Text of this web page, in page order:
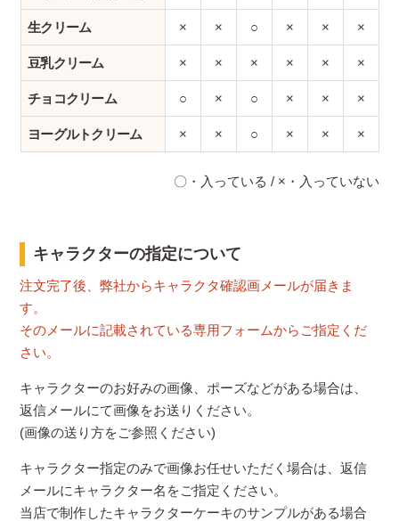
生クリーム × × ○ × × ×
豆乳クリーム × × × × × ×
チョコクリーム ○ × ○ × × ×
ヨーグルトクリーム × × ○ × × ×
〇・入っている / ×・入っていない
キャラクターの指定について
注文完了後、弊社からキャラクタ確認画メールが届きま
す。
そのメールに記載されている専用フォームからご指定くだ
さい。
キャラクターのお好みの画像、ポーズなどがある場合は、
返信メールにて画像をお送りください。
(画像の送り方をご参照ください)
キャラクター指定のみで画像お任せいただく場合は、返信
メールにキャラクター名をご指定ください。
当店で制作したキャラクターケーキのサンプルがある場合